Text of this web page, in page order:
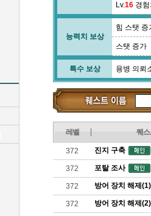
비에타 계곡 (Lv.49)
Lv.16 경
능력치 보상
힘 스탯 증
스탯 증가
특수 보상 용병 의뢰
레벨 퀘스
372 진지 구축
372 포탈 조사
372 방어 장치 해제(1)
372 방어 장치 해제(2)